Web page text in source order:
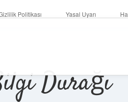
Politikası Yasal Uyarı
Durağı